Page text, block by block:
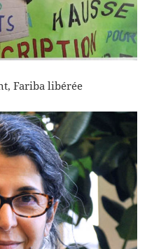
Fariba libérée